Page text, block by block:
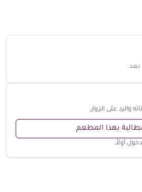
بعد.
والرد على الزوار.
بهذا المطعم
أولاً.